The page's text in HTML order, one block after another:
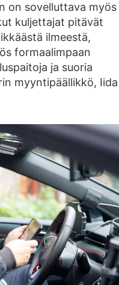
on sovelluttava myös
kuljettajat pitävät
ilmeestä,
formaalimpaan
ja suoria
myyntipäällikkö, Iida